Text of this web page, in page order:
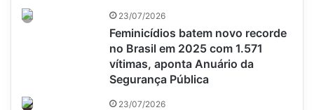
23/07/2026
Feminicídios batem novo recorde
no Brasil em 2025 com 1.571
vítimas, aponta Anuário da
Segurança Pública
23/07/2026